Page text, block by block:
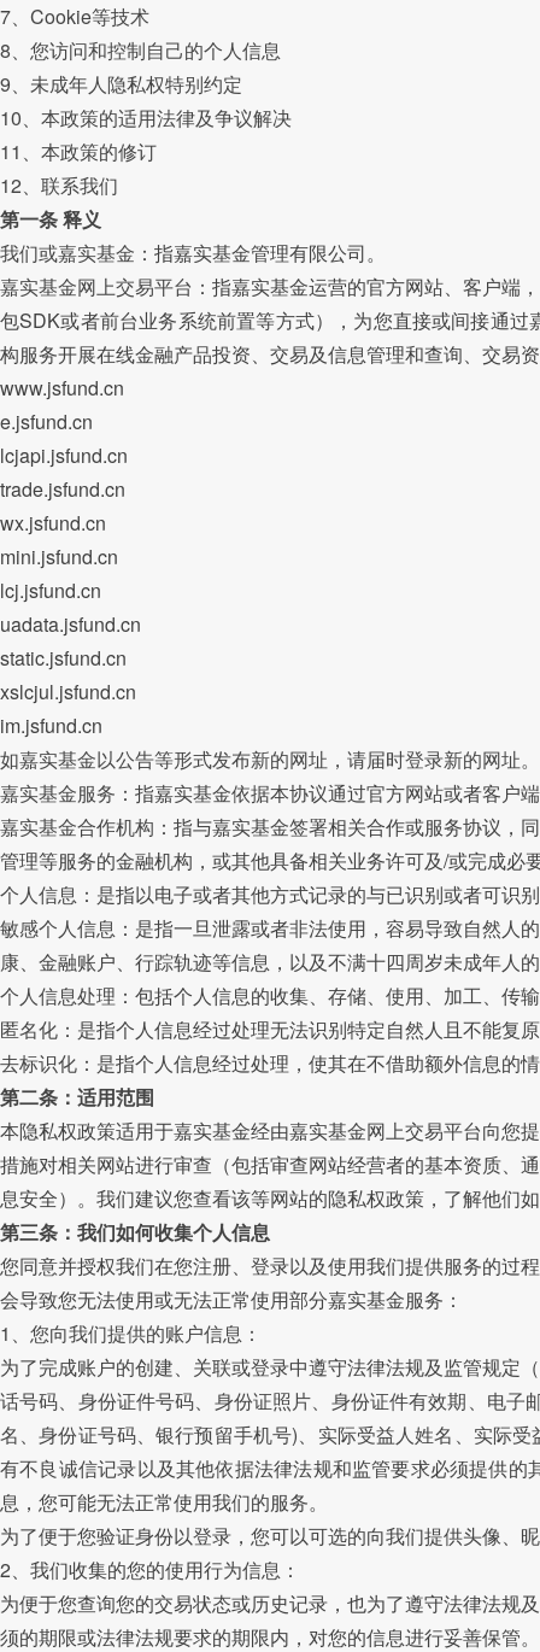
7、Cookie等技术
8、您访问和控制自己的个人信息
9、未成年人隐私权特别约定
10、本政策的适用法律及争议解决
11、本政策的修订
12、联系我们
第一条 释义
我们或嘉实基金 ：指嘉实基金管理有限公司。
嘉实基金网上交易平台 ：指嘉实基金运营的官方网站、客户端
包SDK或者前台业务系统前置等方式），为您直接或间接通
构服务开展在线金融产品投资、交易及信息管理和查询、交易
www.jsfund.cn
e.jsfund.cn
lcjapi.jsfund.cn
trade.jsfund.cn
wx.jsfund.cn
mini.jsfund.cn
lcj.jsfund.cn
uadata.jsfund.cn
static.jsfund.cn
xslcjul.jsfund.cn
im.jsfund.cn
如嘉实基金以公告等形式发布新的网址，请届时登录新的网址。
嘉实基金服务 ：指嘉实基金依据本协议通过官方网站或者客
嘉实基金合作机构 ：指与嘉实基金签署相关合作或服务协议
管理等服务的金融机构，或其他具备相关业务许可及/或完成
个人信息 ：是指以电子或者其他方式记录的与已识别或者可
敏感个人信息 ：是指一旦泄露或者非法使用，容易导致自然
康、金融账户、行踪轨迹等信息，以及不满十四周岁未成年人
个人信息处理 ：包括个人信息的收集、存储、使用、加工、传
匿名化 ：是指个人信息经过处理无法识别特定自然人且不能复
去标识化 ：是指个人信息经过处理，使其在不借助额外信息的
第二条：适用范围
本隐私权政策适用于嘉实基金经由嘉实基金网上交易平台向您
措施对相关网站进行审查（包括审查网站经营者的基本资质、
息安全）。我们建议您查看该等网站的隐私权政策，了解他们
第三条：我们如何收集个人信息
您同意并授权我们在您注册、登录以及使用我们提供服务的过
会导致您无法使用或无法正常使用部分嘉实基金服务：
1、您向我们提供的账户信息：
为了完成账户的创建、关联或登录中遵守法律法规及监管规定
话号码、身份证件号码、身份证照片、身份证件有效期、电
名、身份证号码、银行预留手机号)、实际受益人姓名、实际
有不良诚信记录以及其他依据法律法规和监管要求必须提供
息，您可能无法正常使用我们的服务。
为了便于您验证身份以登录，您可以可选的向我们提供头像、
2、我们收集的您的使用行为信息 ：
为便于您查询您的交易状态或历史记录，也为了遵守法律法规
须的期限或法律法规要求的期限内，对您的信息进行妥善保管。